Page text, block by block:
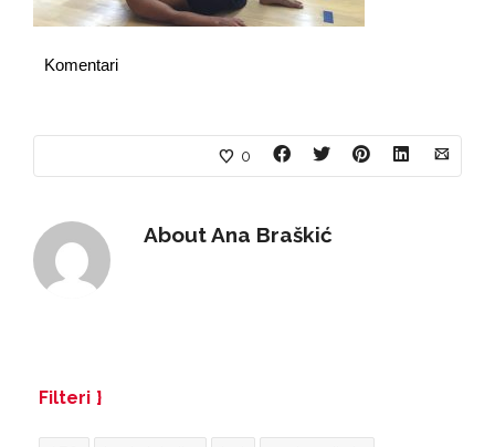
Komentari
0
AboutAna Braškić
Filteri